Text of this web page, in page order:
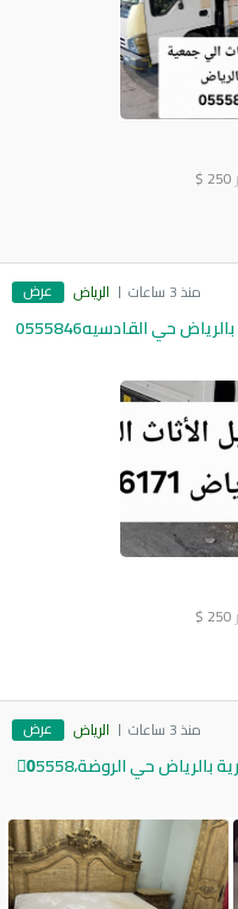
250
$
منذ 3 ساعات الرياض عرض
دينا تخاذ اثاث الى جمعية خيرية بالرياض حي القادسيه0555846
250
$
منذ 3 ساعات الرياض عرض
دينة نقل اثاث إلى الجمعية الخيرية بالرياض حي الروضة،0َ5558